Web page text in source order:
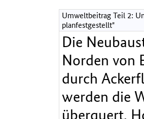
Umweltbeitrag Teil 2:
planfestgestellt"
Die
Norden von
durch
werden die
überquert.